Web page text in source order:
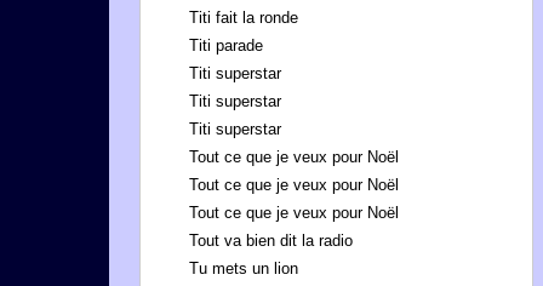
Titi fait la ronde
Titi parade
Titi superstar
Titi superstar
Titi superstar
Tout ce que je veux pour Noël
Tout ce que je veux pour Noël
Tout ce que je veux pour Noël
Tout va bien dit la radio
Tu mets un lion